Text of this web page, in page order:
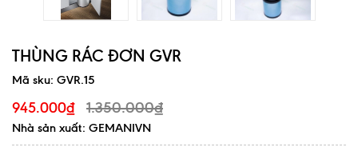
THÙNG RÁC ĐƠN GVR
Mã sku: GVR.15
945.000₫ 1.350.000₫
Nhà sản xuất: GEMANIVN